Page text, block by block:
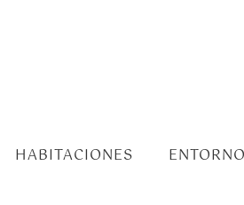
HABITACIONES ENTORNO